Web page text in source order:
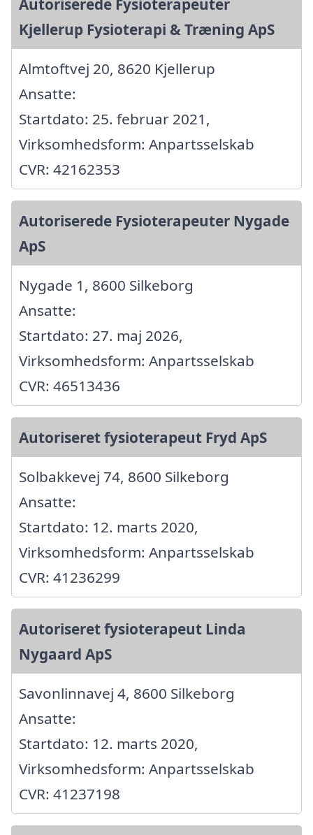
Autoriserede Fysioterapeuter
Kjellerup Fysioterapi & Træning ApS
Almtoftvej 20, 8620 Kjellerup
Ansatte:
Startdato: 25. februar 2021,
Virksomhedsform: Anpartsselskab
CVR: 42162353
Autoriserede Fysioterapeuter Nygade
ApS
Nygade 1, 8600 Silkeborg
Ansatte:
Startdato: 27. maj 2026,
Virksomhedsform: Anpartsselskab
CVR: 46513436
Autoriseret fysioterapeut Fryd ApS
Solbakkevej 74, 8600 Silkeborg
Ansatte:
Startdato: 12. marts 2020,
Virksomhedsform: Anpartsselskab
CVR: 41236299
Autoriseret fysioterapeut Linda
Nygaard ApS
Savonlinnavej 4, 8600 Silkeborg
Ansatte:
Startdato: 12. marts 2020,
Virksomhedsform: Anpartsselskab
CVR: 41237198